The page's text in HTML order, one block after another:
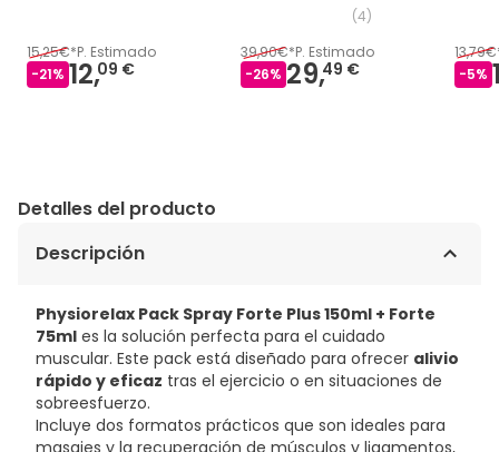
15,25€*P. Estimado
-21% 12,09 €
(4)
39,90€*P. Estimado
-26% 29,49 €
13,79€
-5%
Detalles del producto
Descripción
Physiorelax Pack Spray Forte Plus 150ml + Forte
75ml es la solución perfecta para el cuidado
muscular. Este pack está diseñado para ofrecer alivio
rápido y eficaz tras el ejercicio o en situaciones de
sobreesfuerzo.
Incluye dos formatos prácticos que son ideales para
masajes y la recuperación de músculos y ligamentos,